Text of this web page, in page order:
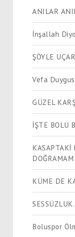
ANILAR
İnşallah
ŞÖYLE
Vefa
GÜZEL
İŞTE BOLU
KASAPTAKİ
DOĞRAMAM
KÜME DE
Boluspor